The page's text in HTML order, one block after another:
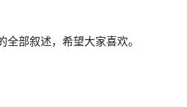
部叙述，希望大家喜欢。